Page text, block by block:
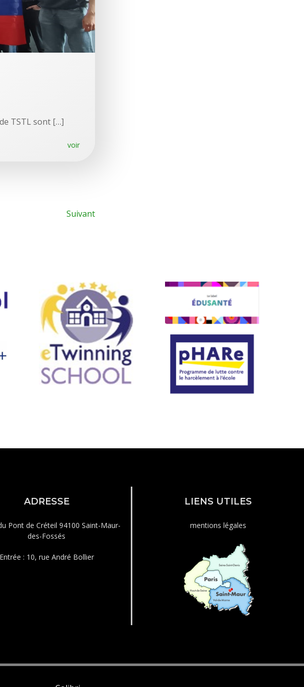
TSTL sont […]
voir
Suivant
ADRESSE
Pont de Créteil 94100 Saint-Maur-
des-Fossés
Entrée : 10, rue André Bollier
LIENS UTILES
mentions légales